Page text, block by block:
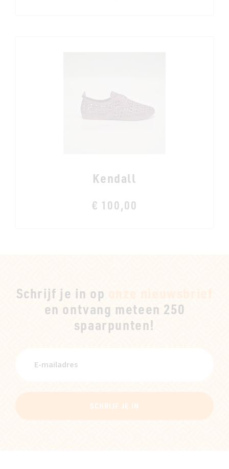
Kendall
€ 100,00
Schrijf je in op
en ontvang meteen 250
spaarpunten!
SCHRIJF JE IN